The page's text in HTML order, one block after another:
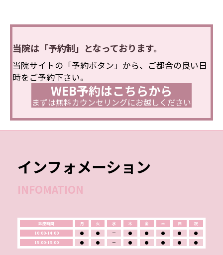
当院は「予約制」となっております。
当院サイトの「予約ボタン」から、ご都合の良い日
時をご予約下さい。
WEB予約はこちらから
まずは無料カウンセリングにお越しください
インフォメーション
INFOMATION
診療時間 月 火 水 木 金 土 日
祝
10:00-14:00
● ● ー ● ● ● ●
●
15:00-19:00
● ● ー ● ● ● ● ●